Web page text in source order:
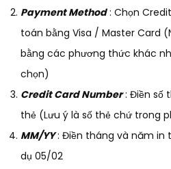
Payment Method: Chọn
toán bằng Visa / Master Card
bằng các phương thức khác
chọn)
Credit Card Number: Điền số
thẻ (Lưu ý là số thẻ chứ trong
MM/YY: Điền tháng và năm in
dụ 05/02